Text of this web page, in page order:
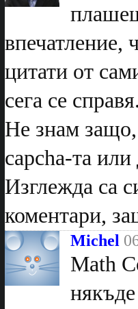
впечатление,
цитати от
сега се справя.
Не знам защо,
capcha-та
Изглежда са
коментари,
Michel
Math